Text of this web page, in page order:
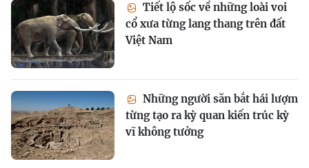
Tiết lộ sốc về những loài voi
cổ xưa từng lang thang trên đất
Việt Nam
Những người săn bắt hái lượm
từng tạo ra kỳ quan kiến trúc kỳ
vĩ không tưởng